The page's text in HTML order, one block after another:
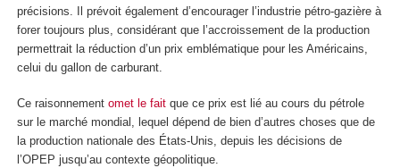
précisions. Il prévoit également d’encourager l’industrie pétro-gazière à
forer toujours plus, considérant que l’accroissement de la production
permettrait la réduction d’un prix emblématique pour les Américains,
celui du gallon de carburant.
Ce raisonnement omet le fait que ce prix est lié au cours du pétrole
sur le marché mondial, lequel dépend de bien d’autres choses que de
la production nationale des États-Unis, depuis les décisions de
l’OPEP jusqu’au contexte géopolitique.